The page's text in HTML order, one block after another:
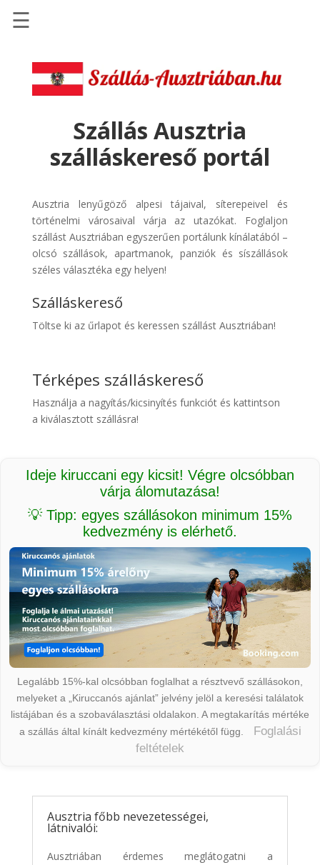
Szállások
Szállásinfo.eu
Repülőjegy
pénzvisszatérítéssel
Discover
Cars
Transzfer
Kiwi
☰
Szállás Ausztria
szálláskereső portál
Ausztria lenyűgöző alpesi tájaival, síterepeivel és
történelmi városaival várja az utazókat. Foglaljon
szállást Ausztriában egyszerűen portálunk kínálatából –
olcsó szállások, apartmanok, panziók és síszállások
széles választéka egy helyen!
Szálláskereső
Töltse ki az űrlapot és keressen szállást Ausztriában!
Térképes szálláskereső
Használja a nagyítás/kicsinyítés funkciót és kattintson
a kiválasztott szállásra!
Ideje kiruccani egy kicsit! Végre olcsóbban
várja álomutazása!
💡 Tipp: egyes szállásokon minimum 15%
kedvezmény is elérhető.
Legalább 15%-kal olcsóbban foglalhat a résztvevő szállásokon,
melyeket a „Kiruccanós ajánlat” jelvény jelöl a keresési találatok
listájában és a szobaválasztási oldalakon. A megtakarítás mértéke
a szállás által kínált kedvezmény mértékétől függ.
Foglalási
feltételek
Ausztria főbb nevezetességei,
látnivalói:
Ausztriában érdemes meglátogatni a